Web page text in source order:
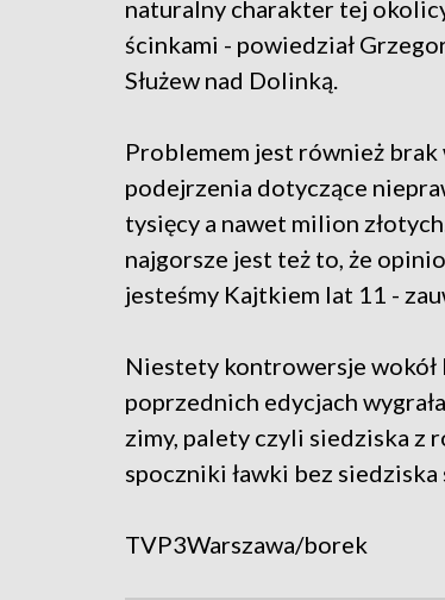
naturalny charakter tej
ścinkami - powiedział
Służew nad Dolinką.
Problemem jest również brak
podejrzenia dotyczące
tysięcy a nawet milion
najgorsze jest też to, że
jesteśmy Kajtkiem lat 11 -
Niestety kontrowersje
poprzednich edycjach
zimy, palety czyli siedziska z
spoczniki ławki bez siedziska
TVP3Warszawa/borek